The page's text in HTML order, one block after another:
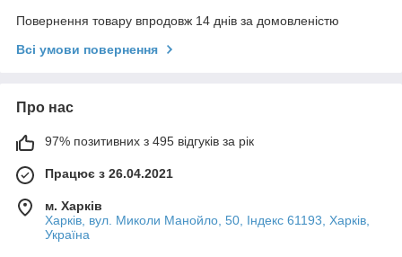
Повернення товару впродовж 14 днів за домовленістю
Всі умови повернення
Про нас
97% позитивних з 495 відгуків за рік
Працює з 26.04.2021
м. Харків
Харків, вул. Миколи Манойло, 50, Індекс 61193, Харків,
Україна